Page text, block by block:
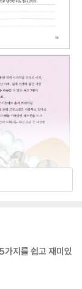
가지를 쉽고 재미있